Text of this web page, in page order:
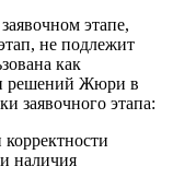
этапе,
не подлежит
как
решений Жюри в
заявочного этапа:
наличия